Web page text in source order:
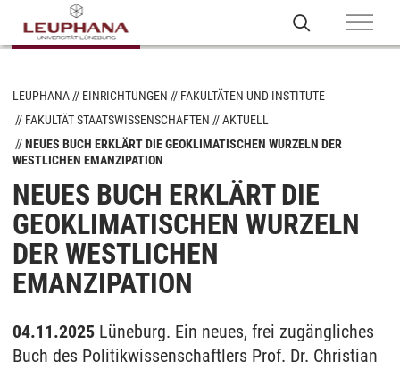
LEUPHANA EINRICHTUNGEN
FAKULTÄTEN UND INSTITUTE
FAKULTÄT STAATSWISSENSCHAFTEN
AKTUELL
NEUES BUCH ERKLÄRT DIE GEOKLIMATISCHEN WURZELN DER
WESTLICHEN EMANZIPATION
NEUES BUCH ERKLÄRT DIE
GEOKLIMATISCHEN WURZELN
DER WESTLICHEN
EMANZIPATION
04.11.2025 Lüneburg. Ein neues, frei zugängliches
Buch des Politikwissenschaftlers Prof. Dr. Christian